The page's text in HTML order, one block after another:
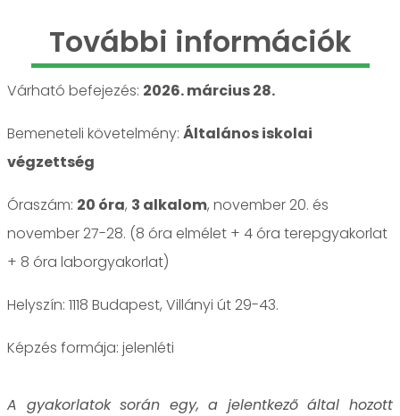
További információk
Várható befejezés: 2026. március 28.
Bemeneteli követelmény: Általános iskolai
végzettség
Óraszám: 20 óra, 3 alkalom, november 20. és
november 27-28. (8 óra elmélet + 4 óra terepgyakorlat
+ 8 óra laborgyakorlat)
Helyszín: 1118 Budapest, Villányi út 29-43.
jelenléti
A gyakorlatok során egy, a jelentkező által hozott